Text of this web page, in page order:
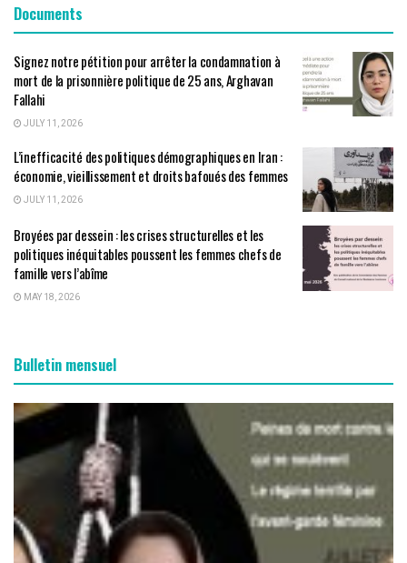
Documents
Signez notre pétition pour arrêter la condamnation à
mort de la prisonnière politique de 25 ans, Arghavan
Fallahi
JULY 11, 2026
L’inefficacité des politiques démographiques en Iran :
économie, vieillissement et droits bafoués des femmes
JULY 11, 2026
Broyées par dessein : les crises structurelles et les
politiques inéquitables poussent les femmes chefs de
famille vers l’abîme
MAY 18, 2026
Bulletin mensuel